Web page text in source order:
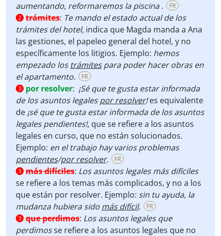
aumentando, reformaremos la piscina. FR
2 trámites: Te mando el estado actual de los
trámites del hotel, indica que Magda manda a Ana
las gestiones, el papeleo general del hotel, y no
específicamente los litigios. Ejemplo: hemos
empezado los trámitespara poder hacer obras en
el apartamento.
FR
3 por resolver: ¡Sé que te gusta estar informada
de los asuntos legalespor resolver!es equivalente
de ¡sé que te gusta estar informada de los asuntos
legales pendientes!, que se refiere a los asuntos
legales en curso, que no están solucionados.
Ejemplo: en el trabajo hay varios problemas
pendientes/por resolver. FR
3 más difíciles: Los asuntos legales más difíciles
se refiere a los temas más complicados, y no a los
que están por resolver. Ejemplo: sin tu ayuda, la
mudanza hubiera sido más difícil. FR
3 que perdimos: Los asuntos legales que
perdimosse refiere a los asuntos legales que no